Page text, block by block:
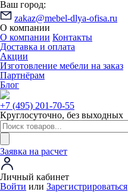
Ваш город:
zakaz@mebel-dlya-ofisa.ru
О компании
О компании Контакты
Доставка и оплата
Акции
Изготовление мебели на заказ
Партнёрам
Блог
+7 (495) 201-70-55
Круглосуточно, без выходных
Заявка на расчет
Личный кабинет
Войти или Зарегистрироваться